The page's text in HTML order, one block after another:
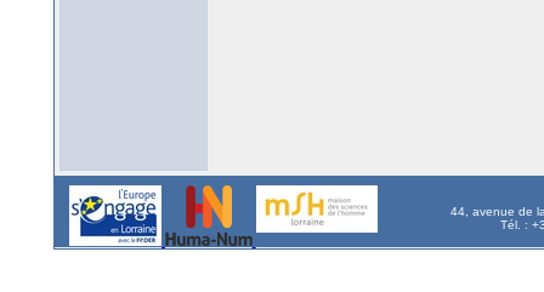
44, avenue de
Tél. :